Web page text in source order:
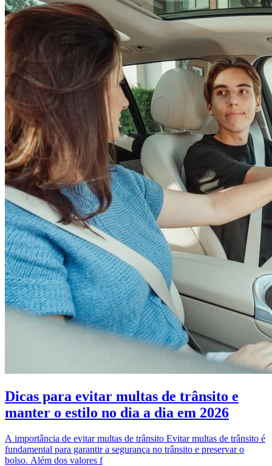
Dicas para evitar multas de trânsito e
manter o estilo no dia a dia em 2026
A importância de evitar multas de trânsito Evitar multas de trânsito é
fundamental para garantir a segurança no trânsito e preservar o
bolso. Além dos valores f